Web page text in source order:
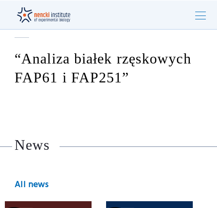
“Analiza białek rzęskowych
FAP61 i FAP251”
News
All news